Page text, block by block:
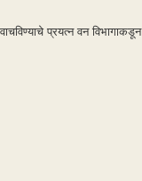
प्रयत्न वन विभागाकडून